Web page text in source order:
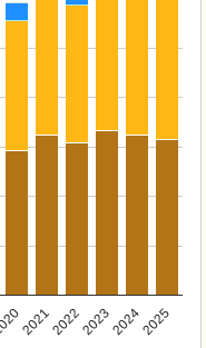
20212022202320242025